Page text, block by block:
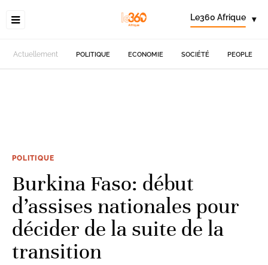
Le360 Afrique ▾
Actuellement POLITIQUE ECONOMIE SOCIÉTÉ PEOPLE
POLITIQUE
Burkina Faso: début
d’assises nationales pour
décider de la suite de la
transition